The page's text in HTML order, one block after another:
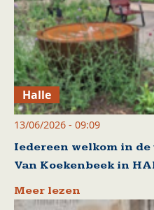
Halle
13/06/2026 - 09:09
Iedereen welkom in
Van Koekenbeek in
Meer lezen